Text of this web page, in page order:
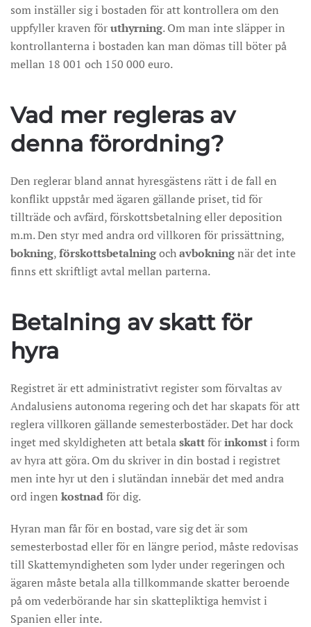
som inställer sig i bostaden för att kontrollera om den
uppfyller kraven föruthyrning. Om man inte släpper in
kontrollanterna i bostaden kan man dömas till böter på
mellan 18 001 och 150 000 euro.
Vad mer regleras av
denna förordning?
Den reglerar bland annat hyresgästens rätt i de fall en
konflikt uppstår med ägaren gällande priset, tid för
tillträde och avfärd, förskottsbetalning eller deposition
m.m. Den styr med andra ord villkoren för prissättning,
bokning,förskottsbetalningochavbokningnär det inte
finns ett skriftligt avtal mellan parterna.
Betalning av skatt för
hyra
Registret är ett administrativt register som förvaltas av
Andalusiens autonoma regering och det har skapats för att
reglera villkoren gällande semesterbostäder. Det har dock
inget med skyldigheten att betalaskattförinkomsti form
av hyra att göra. Om du skriver in din bostad i registret
men inte hyr ut den i slutändan innebär det med andra
ord ingen kostnadför dig.
Hyran man får för en bostad, vare sig det är som
semesterbostad eller för en längre period, måste redovisas
till Skattemyndigheten som lyder under regeringen och
ägaren måste betala alla tillkommande skatter beroende
på om vederbörande har sin skattepliktiga hemvist i
Spanien eller inte.